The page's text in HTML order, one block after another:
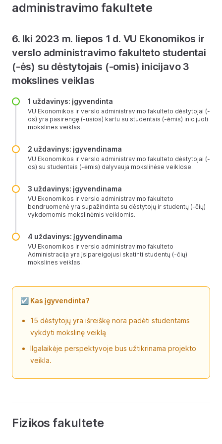
administravimo fakultete
6. Iki 2023 m. liepos 1 d. VU Ekonomikos ir
verslo administravimo fakulteto studentai
(-ės) su dėstytojais (-omis) inicijavo 3
mokslines veiklas
1 uždavinys: įgyvendinta
VU Ekonomikos ir verslo administravimo fakulteto dėstytojai (-
os) yra pasirengę (-usios) kartu su studentais (-ėmis) inicijuoti
mokslines veiklas.
2 uždavinys: įgyvendinama
VU Ekonomikos ir verslo administravimo fakulteto dėstytojai (-
os) su studentais (-ėmis) dalyvauja mokslinėse veiklose.
3 uždavinys: įgyvendinama
VU Ekonomikos ir verslo administravimo fakulteto
bendruomenė yra supažindinta su dėstytojų ir studentų (-čių)
vykdomomis mokslinėmis veiklomis.
4 uždavinys: įgyvendinama
VU Ekonomikos ir verslo administravimo fakulteto
Administracija yra įsipareigojusi skatinti studentų (-čių)
mokslines veiklas.
☑️ Kas įgyvendinta?
15 dėstytojų yra išreiškę nora padėti studentams
vykdyti mokslinę veiklą
Ilgalaikėje perspektyvoje bus užtikrinama projekto
veikla.
Fizikos fakultete